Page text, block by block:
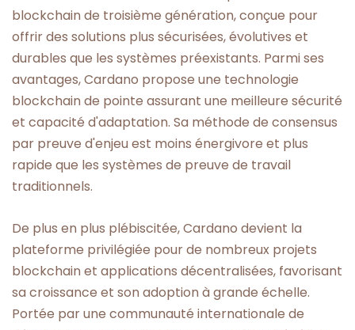
blockchain de troisième génération, conçue pour
offrir des solutions plus sécurisées, évolutives et
durables que les systèmes préexistants. Parmi ses
avantages, Cardano propose une technologie
blockchain de pointe assurant une meilleure sécurité
et capacité d'adaptation. Sa méthode de consensus
par preuve d'enjeu est moins énergivore et plus
rapide que les systèmes de preuve de travail
traditionnels.
De plus en plus plébiscitée, Cardano devient la
plateforme privilégiée pour de nombreux projets
blockchain et applications décentralisées, favorisant
sa croissance et son adoption à grande échelle.
Portée par une communauté internationale de